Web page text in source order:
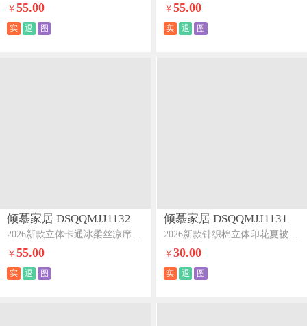
￥55.00
实 退 图
￥ 55.00
实 退 图
倾慕家居 DSQQMJJ1132
2026新款立体卡通冰柔丝凉席立体小恐龙
￥55.00
实 退 图
倾慕家居 DSQQMJJ1131
2026新款针织棉立体印花夏被XB立体大头熊
￥ 30.00
实 退 图